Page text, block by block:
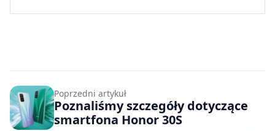
Poprzedni artykuł
Poznaliśmy szczegóły dotyczące
smartfona Honor 30S